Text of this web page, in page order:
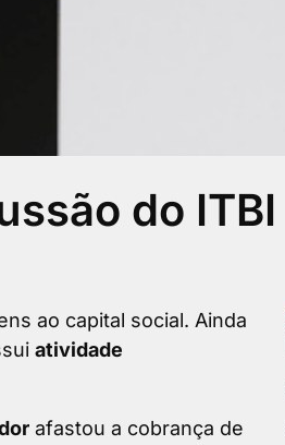
do ITBI
ao capital social. Ainda
atividade
afastou a cobrança de